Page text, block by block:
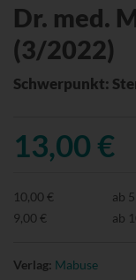
Dr. med.
(3/2022)
Schwerpunkt:
13,00 €
10,00 € ab
9,00 €
ab
Verlag: Mabuse